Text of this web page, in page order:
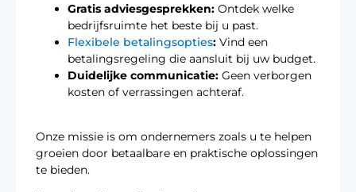
Gratis adviesgesprekken: Ontdek welke
bedrijfsruimte het beste bij u past.
Flexibele betalingsopties: Vind een
betalingsregeling die aansluit bij uw budget.
Duidelijke communicatie: Geen verborgen
kosten of verrassingen achteraf.
Onze missie is om ondernemers zoals u te helpen
groeien door betaalbare en praktische oplossingen
te bieden.